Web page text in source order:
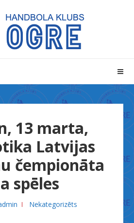
13 marta,
Latvijas
čempionāta
spēles
Nekategorizēts